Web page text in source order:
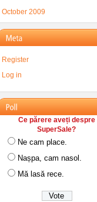
October 2009
Register
Log in
Ce părere aveți despre
SuperSale?
Ne cam place.
Nașpa, cam nasol.
Mă lasă rece.